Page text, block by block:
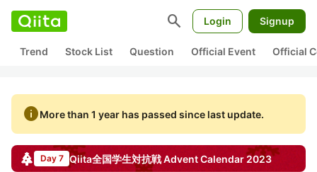
search Login Signup
Trend Stock List Question Official Event Official
infoMore than 1 year has passed since last update.
Day 7 Qiita全国学生対抗戦Advent Calendar2023